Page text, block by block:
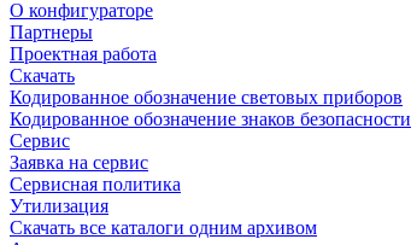
О конфигураторе
Партнеры
Проектная работа
Скачать
Кодированное обозначение световых приборов
Кодированное обозначение знаков безопасности
Сервис
Заявка на сервис
Сервисная политика
Утилизация
Скачать все каталоги одним архивом